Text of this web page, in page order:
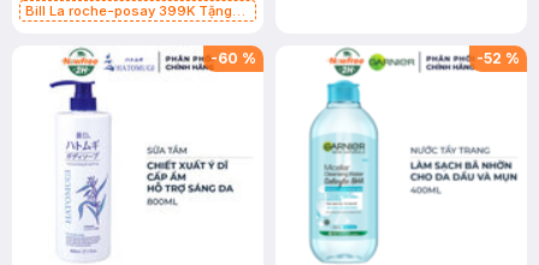
Bill La roche-posay 399K Tặng
(SL có hạn)
-60 % -52 %